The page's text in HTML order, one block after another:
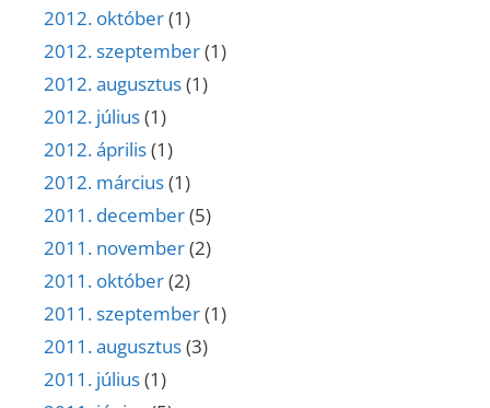
2012. október(1)
2012. szeptember(1)
2012. augusztus(1)
2012. július(1)
2012. április(1)
2012. március(1)
2011. december(5)
2011. november(2)
2011. október(2)
2011. szeptember(1)
2011. augusztus(3)
2011. július(1)